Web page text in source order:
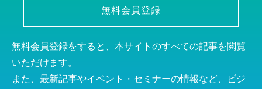
無料会員登録
無料会員登録をすると、本サイトのすべての記事を閲覧
いただけます。
また、最新記事やイベント・セミナーの情報など、ビジ